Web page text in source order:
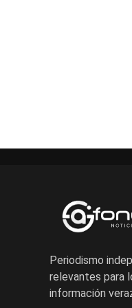
y cómo
Periodismo
relevantes para
información